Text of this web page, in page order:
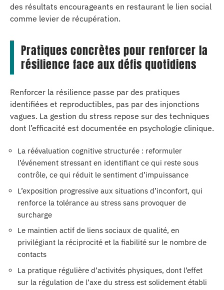
des résultats encourageants en restaurant le lien social
comme levier de récupération.
Pratiques concrètes pour renforcer la
résilience face aux défis quotidiens
Renforcer la résilience passe par des pratiques
identifiées et reproductibles, pas par des injonctions
vagues. La gestion du stress repose sur des techniques
dont l’efficacité est documentée en psychologie clinique.
La réévaluation cognitive structurée : reformuler
l’événement stressant en identifiant ce qui reste sous
contrôle, ce qui réduit le sentiment d’impuissance
L’exposition progressive aux situations d’inconfort, qui
renforce la tolérance au stress sans provoquer de
surcharge
Le maintien actif de liens sociaux de qualité, en
privilégiant la réciprocité et la fiabilité sur le nombre de
contacts
La pratique régulière d’activités physiques, dont l’effet
sur la régulation de l’axe du stress est solidement établi